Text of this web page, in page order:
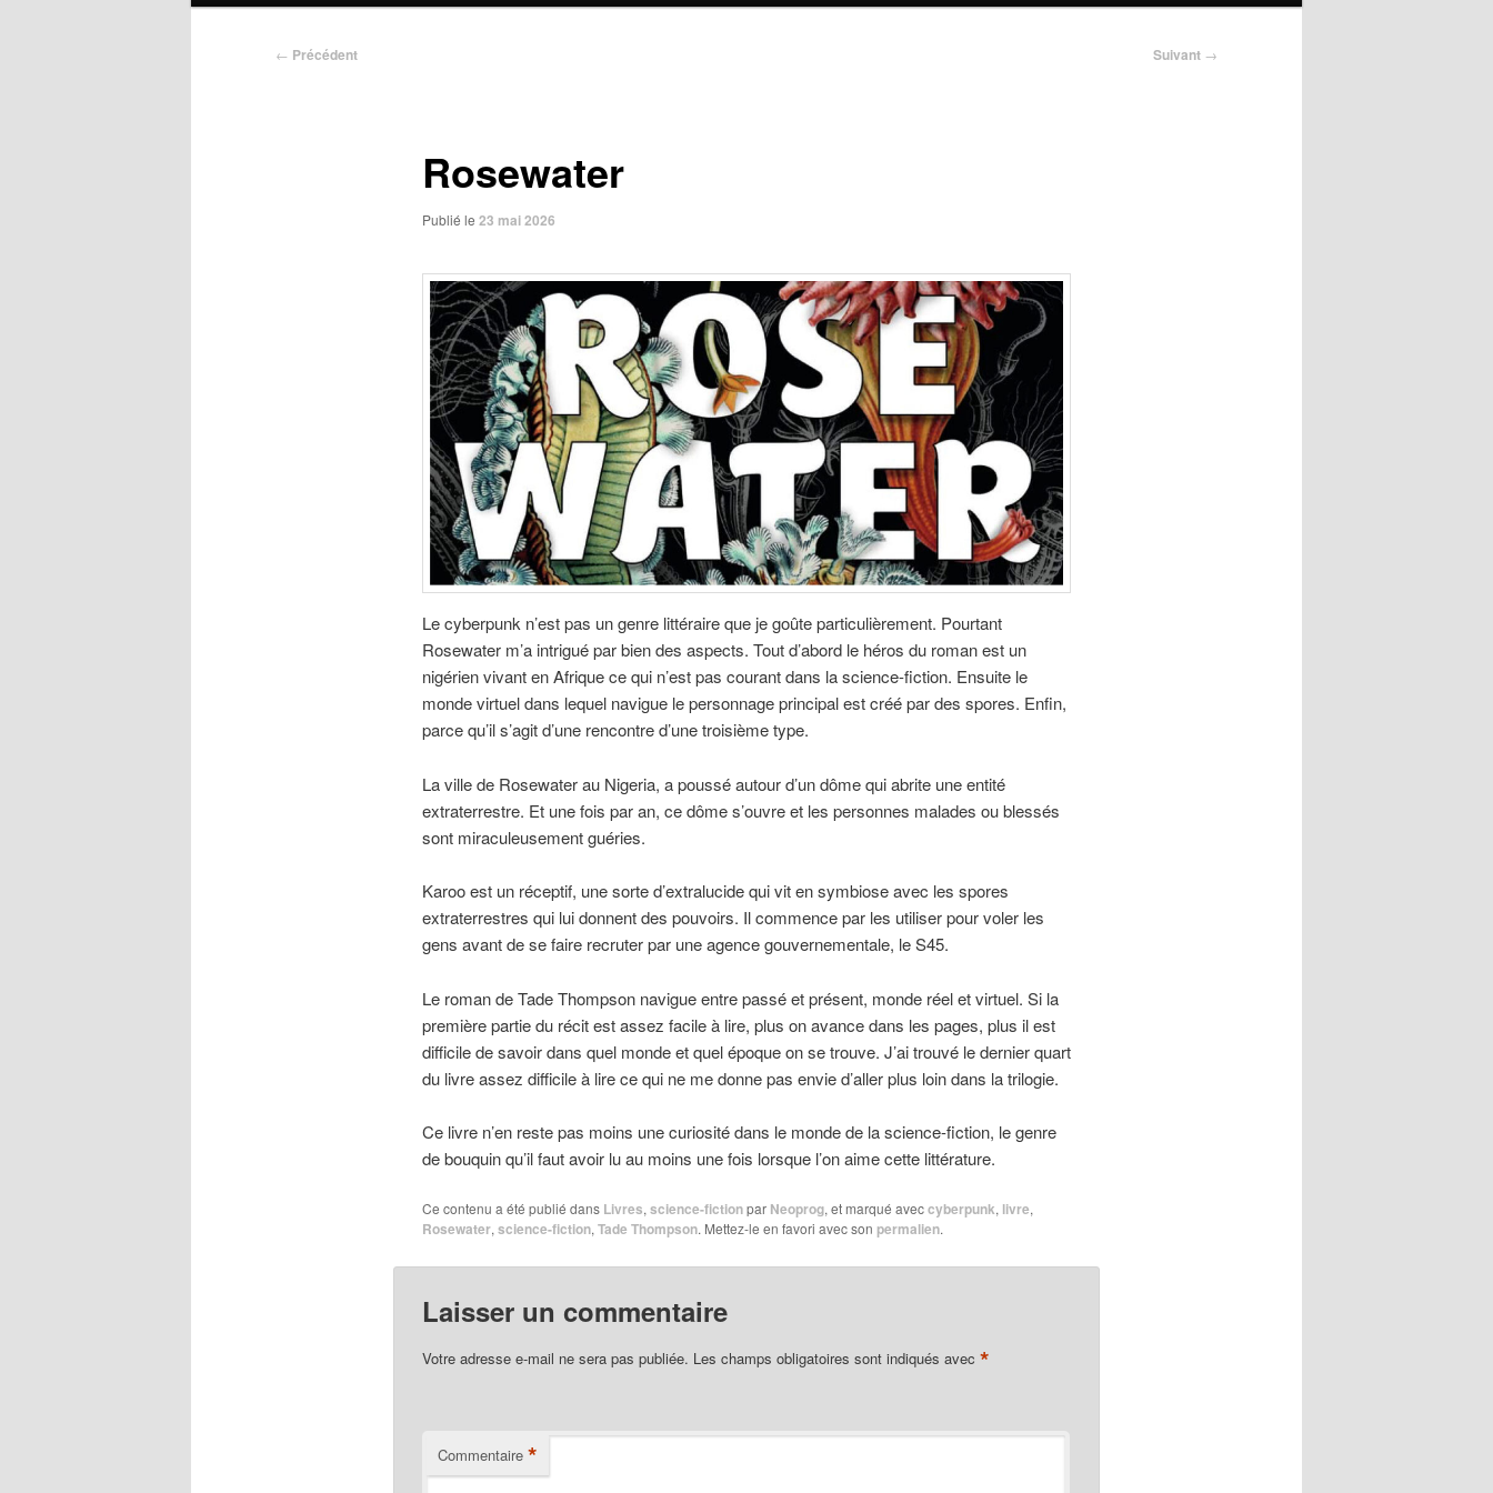
Navigation
← Précédent Suivant →
Rosewater
Publié le 23 mai 2026
Le cyberpunk n’est pas un genre littéraire que je goûte particulièrement. Pourtant
Rosewater m’a intrigué par bien des aspects. Tout d’abord le héros du roman est un
nigérien vivant en Afrique ce qui n’est pas courant dans la science-fiction. Ensuite le
monde virtuel dans lequel navigue le personnage principal est créé par des spores. Enfin,
parce qu’il s’agit d’une rencontre d’une troisième type.
La ville de Rosewater au Nigeria, a poussé autour d’un dôme qui abrite une entité
extraterrestre. Et une fois par an, ce dôme s’ouvre et les personnes malades ou blessés
sont miraculeusement guéries.
Karoo est un réceptif, une sorte d’extralucide qui vit en symbiose avec les spores
extraterrestres qui lui donnent des pouvoirs. Il commence par les utiliser pour voler les
gens avant de se faire recruter par une agence gouvernementale, le S45.
Le roman de Tade Thompson navigue entre passé et présent, monde réel et virtuel. Si la
première partie du récit est assez facile à lire, plus on avance dans les pages, plus il est
difficile de savoir dans quel monde et quel époque on se trouve. J’ai trouvé le dernier quart
du livre assez difficile à lire ce qui ne me donne pas envie d’aller plus loin dans la trilogie.
Ce livre n’en reste pas moins une curiosité dans le monde de la science-fiction, le genre
de bouquin qu’il faut avoir lu au moins une fois lorsque l’on aime cette littérature.
Ce contenu a été publié dans Livres, science-fictionpar Neoprog, et marqué aveccyberpunk, livre,
Rosewater, science-fiction, Tade Thompson. Mettez-le en favori avec son permalien.
Laisser un commentaire
Votre adresse e-mail ne sera pas publiée. Les champs obligatoires sont indiqués avec *
Commentaire *